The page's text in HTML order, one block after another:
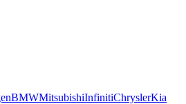
BMWMitsubishiInfinitiChryslerKia